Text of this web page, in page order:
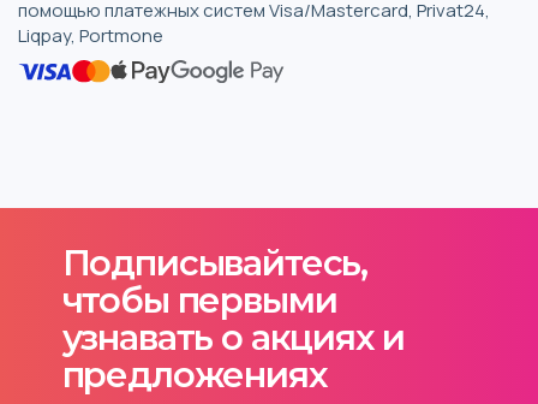
помощью платежных систем Visa/Mastercard, Privat24,
Liqpay, Portmone
Подписывайтесь,
чтобы первыми
узнавать о акциях и
предложениях